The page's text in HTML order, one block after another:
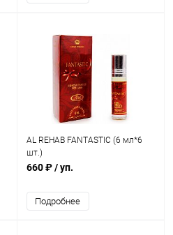
AL REHAB FANTASTIC (6 мл*6
шт.)
660 ₽/ уп.
Подробнее